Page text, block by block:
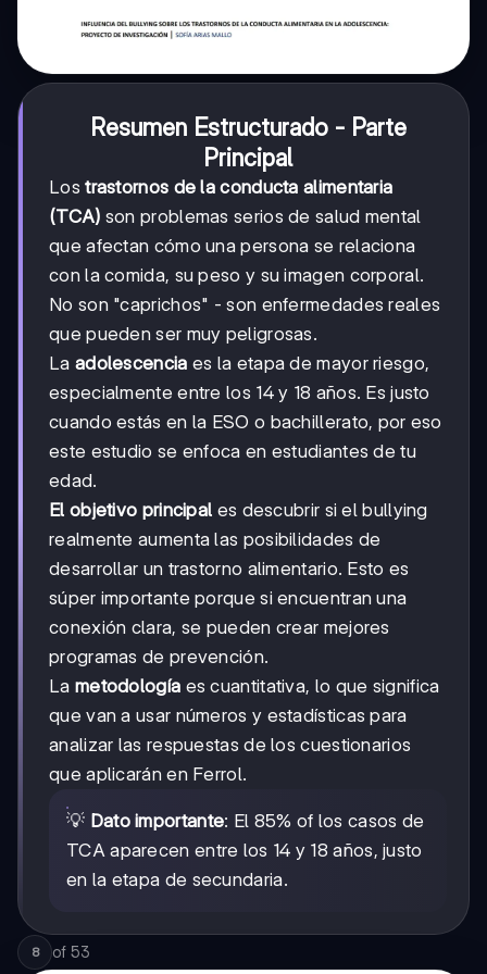
Resumen Estructurado - Parte
Principal
Lostrastornos de la conducta alimentaria
(TCA) son problemas serios de salud mental
que afectan cómo una persona se relaciona
con la comida, su peso y su imagen corporal.
No son "caprichos" - son enfermedades reales
que pueden ser muy peligrosas.
La adolescencia es la etapa de mayor riesgo,
especialmente entre los 14 y 18 años. Es justo
cuando estás en la ESO o bachillerato, por eso
este estudio se enfoca en estudiantes de tu
edad.
El objetivo principal es descubrir si el bullying
realmente aumenta las posibilidades de
desarrollar un trastorno alimentario. Esto es
súper importante porque si encuentran una
conexión clara, se pueden crear mejores
programas de prevención.
La metodología es cuantitativa, lo que significa
que van a usar números y estadísticas para
analizar las respuestas de los cuestionarios
que aplicarán en Ferrol.
💡 Dato importante: El 85% of los casos de
TCA aparecen entre los 14 y 18 años, justo
en la etapa de secundaria.
8 of 53